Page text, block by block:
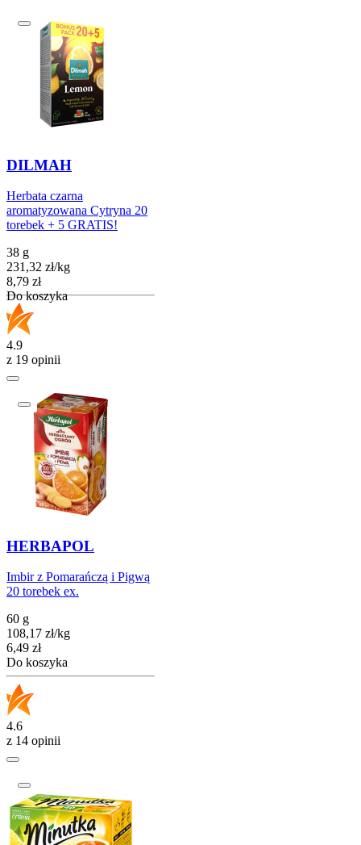
DILMAH
Herbata czarna
aromatyzowana Cytryna 20
torebek + 5 GRATIS!
38 g
231,32 zł/kg
Cena
8,79 zł
Do koszyka
4.9
z 19 opinii
HERBAPOL
Imbir z Pomarańczą i Pigwą
20 torebek ex.
60 g
108,17 zł/kg
Cena
6,49 zł
Do koszyka
4.6
z 14 opinii